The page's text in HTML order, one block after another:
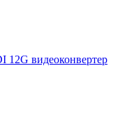
12G видеоконвертер